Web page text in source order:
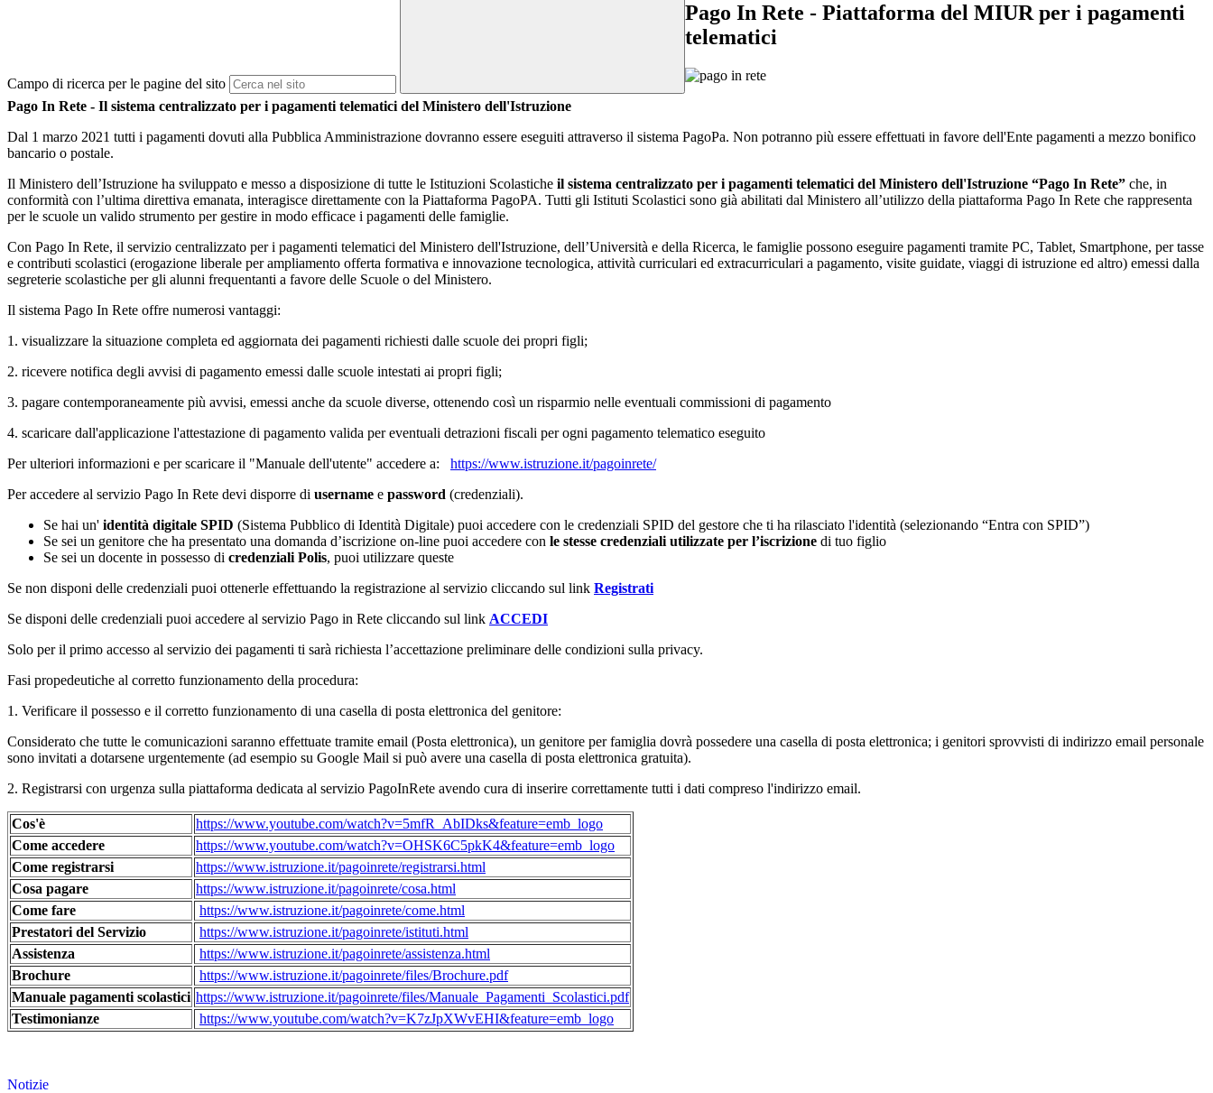
Campo di ricerca per le pagine del sito
Pago In Rete - Piattaforma del MIUR per i pagamenti
telematici
Pago In Rete - Il sistema centralizzato per i pagamenti telematici del Ministero dell'Istruzione
Dal 1 marzo 2021 tutti i pagamenti dovuti alla Pubblica Amministrazione dovranno essere eseguiti attraverso il sistema PagoPa. Non potranno più essere effettuati in favore dell'Ente pagamenti a mezzo bonifico
bancario o postale.
Il Ministero dell’Istruzione ha sviluppato e messo a disposizione di tutte le Istituzioni Scolastiche il sistema centralizzato per i pagamenti telematici del Ministero dell'Istruzione “Pago In Rete” che, in
conformità con l’ultima direttiva emanata, interagisce direttamente con la Piattaforma PagoPA. Tutti gli Istituti Scolastici sono già abilitati dal Ministero all’utilizzo della piattaforma Pago In Rete che rappresenta
per le scuole un valido strumento per gestire in modo efficace i pagamenti delle famiglie.
Con Pago In Rete, il servizio centralizzato per i pagamenti telematici del Ministero dell'Istruzione, dell’Università e della Ricerca, le famiglie possono eseguire pagamenti tramite PC, Tablet, Smartphone, per tasse
e contributi scolastici (erogazione liberale per ampliamento offerta formativa e innovazione tecnologica, attività curriculari ed extracurriculari a pagamento, visite guidate, viaggi di istruzione ed altro) emessi dalla
segreterie scolastiche per gli alunni frequentanti a favore delle Scuole o del Ministero.
Il sistema Pago In Rete offre numerosi vantaggi:
1. visualizzare la situazione completa ed aggiornata dei pagamenti richiesti dalle scuole dei propri figli;
2. ricevere notifica degli avvisi di pagamento emessi dalle scuole intestati ai propri figli;
3. pagare contemporaneamente più avvisi, emessi anche da scuole diverse, ottenendo così un risparmio nelle eventuali commissioni di pagamento
4. scaricare dall'applicazione l'attestazione di pagamento valida per eventuali detrazioni fiscali per ogni pagamento telematico eseguito
Per ulteriori informazioni e per scaricare il "Manuale dell'utente" accedere a:
https://www.istruzione.it/pagoinrete/
Per accedere al servizio Pago In Rete devi disporre di username e password (credenziali).
Se hai un' identità digitale SPID (Sistema Pubblico di Identità Digitale) puoi accedere con le credenziali SPID del gestore che ti ha rilasciato l'identità (selezionando “Entra con SPID”)
Se sei un genitore che ha presentato una domanda d’iscrizione on-line puoi accedere con le stesse credenziali utilizzate per l’iscrizione di tuo figlio
Se sei un docente in possesso di credenziali Polis, puoi utilizzare queste
Se non disponi delle credenziali puoi ottenerle effettuando la registrazione al servizio cliccando sul link Registrati
Se disponi delle credenziali puoi accedere al servizio Pago in Rete cliccando sul link ACCEDI
Solo per il primo accesso al servizio dei pagamenti ti sarà richiesta l’accettazione preliminare delle condizioni sulla privacy.
Fasi propedeutiche al corretto funzionamento della procedura:
1. Verificare il possesso e il corretto funzionamento di una casella di posta elettronica del genitore:
Considerato che tutte le comunicazioni saranno effettuate tramite email (Posta elettronica), un genitore per famiglia dovrà possedere una casella di posta elettronica; i genitori sprovvisti di indirizzo email personale
sono invitati a dotarsene urgentemente (ad esempio su Google Mail si può avere una casella di posta elettronica gratuita).
2. Registrarsi con urgenza sulla piattaforma dedicata al servizio PagoInRete avendo cura di inserire correttamente tutti i dati compreso l'indirizzo email.
Cos'è
https://www.youtube.com/watch?v=5mfR_AbIDks&feature=emb_logo
Come accedere
https://www.youtube.com/watch?v=OHSK6C5pkK4&feature=emb_logo
Come registrarsi
https://www.istruzione.it/pagoinrete/registrarsi.html
Cosa pagare
https://www.istruzione.it/pagoinrete/cosa.html
Come fare
https://www.istruzione.it/pagoinrete/come.html
Prestatori del Servizio
https://www.istruzione.it/pagoinrete/istituti.html
Assistenza
https://www.istruzione.it/pagoinrete/assistenza.html
Brochure
https://www.istruzione.it/pagoinrete/files/Brochure.pdf
Manuale pagamenti scolastici https://www.istruzione.it/pagoinrete/files/Manuale_Pagamenti_Scolastici.pdf
Testimonianze
https://www.youtube.com/watch?v=K7zJpXWvEHI&feature=emb_logo
Notizie